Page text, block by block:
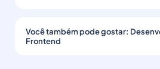
Você também pode gostar:
Frontend